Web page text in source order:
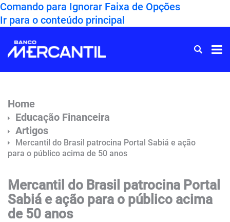
Comando para Ignorar Faixa de Opções
Ir para o conteúdo principal
para
Home
Home
Educação Financeira
Artigos
Mercantil do Brasil patrocina Portal Sabiá e ação
para o público acima de 50 anos
Mercantil do Brasil patrocina Portal
Sabiá e ação para o público acima
de 50 anos